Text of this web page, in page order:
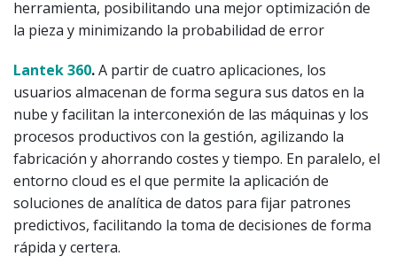
herramienta, posibilitando una mejor optimización de
la pieza y minimizando la probabilidad de error
Lantek 360.A partir de cuatro aplicaciones, los
usuarios almacenan de forma segura sus datos en la
nube y facilitan la interconexión de las máquinas y los
procesos productivos con la gestión, agilizando la
fabricación y ahorrando costes y tiempo. En paralelo, el
entorno cloud es el que permite la aplicación de
soluciones de analítica de datos para fijar patrones
predictivos, facilitando la toma de decisiones de forma
rápida y certera.